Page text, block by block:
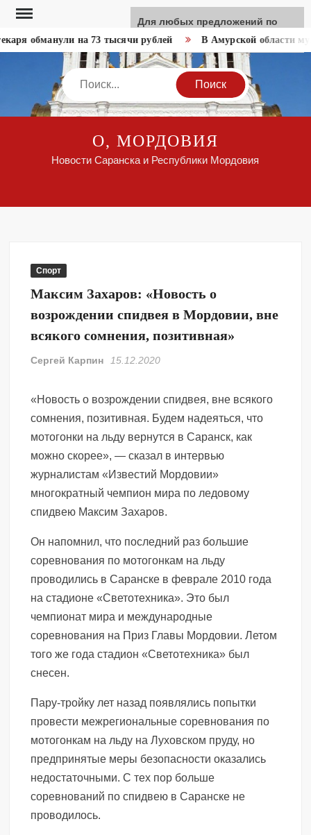
Перейти
содержимому
обманули на 73 тысячи рублей В Амурской области
Search
О, МОРДОВИЯ
Новости Саранска и Республики Мордовия
Спорт
Максим Захаров: «Новость о
возрождении спидвея в Мордовии, вне
всякого сомнения, позитивная»
Сергей Карпин 15.12.2020
«Новость о возрождении спидвея, вне всякого
сомнения, позитивная. Будем надеяться, что
мотогонки на льду вернутся в Саранск, как
можно скорее», — сказал в интервью
журналистам «Известий Мордовии»
многократный чемпион мира по ледовому
спидвею Максим Захаров.
Он напомнил, что последний раз большие
соревнования по мотогонкам на льду
проводились в Саранске в феврале 2010 года
на стадионе «Светотехника». Это был
чемпионат мира и международные
соревнования на Приз Главы Мордовии. Летом
того же года стадион «Светотехника» был
снесен.
Пару-тройку лет назад появлялись попытки
провести межрегиональные соревнования по
мотогонкам на льду на Луховском пруду, но
предпринятые меры безопасности оказались
недостаточными. С тех пор больше
соревнований по спидвею в Саранске не
проводилось.
Для любых предложений по
сайту: like-news@cp9.ru